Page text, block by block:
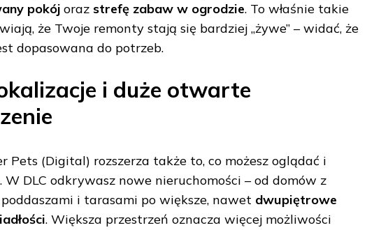
pokój oraz strefę zabaw w ogrodzie. To właśnie takie
że Twoje remonty stają się bardziej „żywe” – widać, że
dopasowana do potrzeb.
i duże otwarte
Pets (Digital) rozszerza także to, co możesz oglądać i
W DLC odkrywasz nowe nieruchomości – od domów z
i tarasami po większe, nawet dwupiętrowe
. Większa przestrzeń oznacza więcej możliwości